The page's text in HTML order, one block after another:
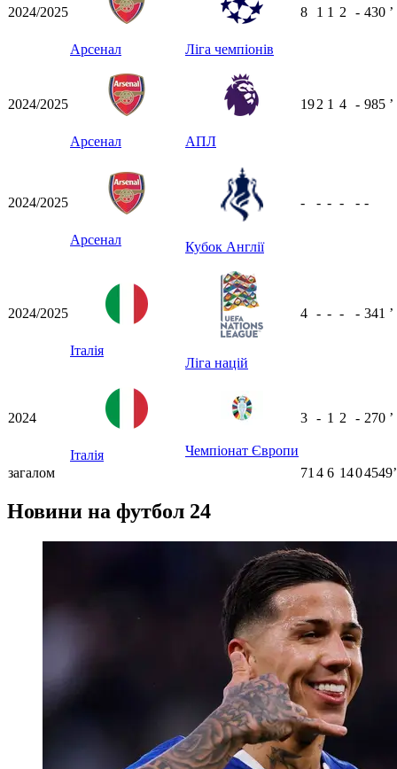
2024/2025
Арсенал Ліга чемпіонів
8 1 1 2 - 430 ʼ
2024/2025
Арсенал АПЛ
192 1 4 - 985 ʼ
2024/2025
Арсенал Кубок Англії
- - - - - -
2024/2025
Італія
Ліга націй
4 - - - - 341 ʼ
2024
Італія Чемпіонат Європи
3 - 1 2 - 270 ʼ
загалом 71 4 6 1404549ʼ
Новини на футбол 24